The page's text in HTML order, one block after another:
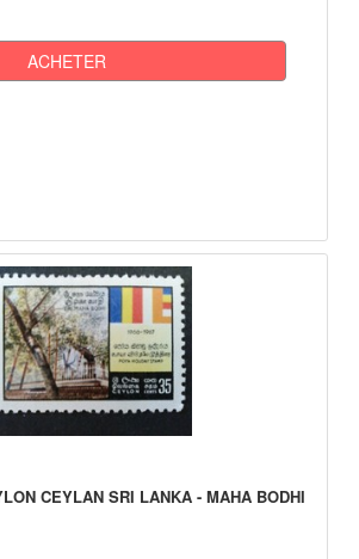
ACHETER
CEYLAN SRI LANKA - MAHA BODHI